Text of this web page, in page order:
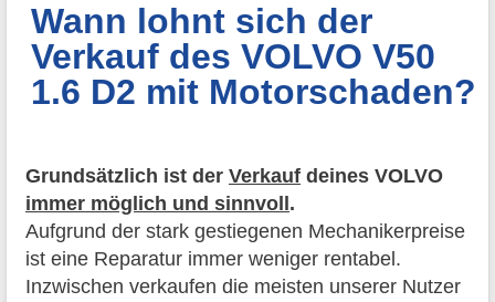
Wann lohnt sich der
Verkauf des VOLVO V50
1.6 D2 mit Motorschaden?
Grundsätzlich ist der Verkauf deines VOLVO
immer möglich und sinnvoll .
Aufgrund der stark gestiegenen Mechanikerpreise
ist eine Reparatur immer weniger rentabel.
Inzwischen verkaufen die meisten unserer Nutzer